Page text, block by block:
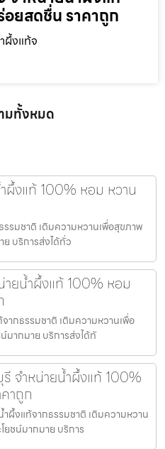
ยสดชื่น ราคาถูก
ผึ้งแท้จ
มทั้งหมด
ผึ้งแท้ 100% หอม หวาน
รมชาติ เติมความหวานเพื่อสุขภาพ
บริการส่งได้ทั่ว
ยน้ำผึ้งแท้ 100% หอม
ากธรรมชาติ เติมความหวานเพื่อ
มากมาย บริการส่งได้ทั
จำหน่ายน้ำผึ้งแท้ 100%
าถูก
ผึ้งแท้จากธรรมชาติ เติมความหวาน
ยชน์มากมาย บริการ